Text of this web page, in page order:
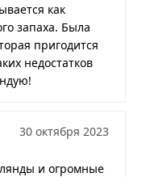
как
запаха. Была
пригодится
недостатков
30 октября 2023
и огромные